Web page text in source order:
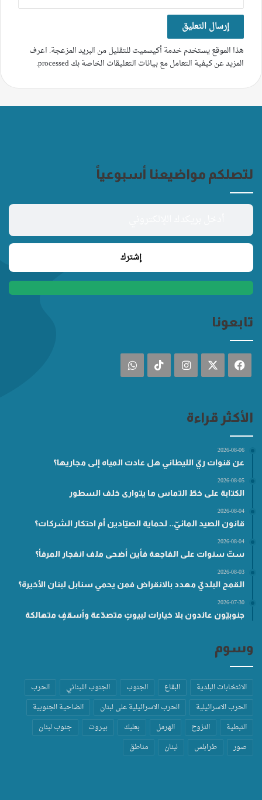
هذا الموقع يستخدم خدمة أكيسميت للتقليل من البريد المزعجة. اعرف
المزيد عن كيفية التعامل مع بيانات التعليقات الخاصة بك processed
.
لتصلكم مواضيعنا أسبوعياً
تابعونا
فيسبوك انستقرام ‫TikTokواتساب
الأكثر قراءة
2026-08-06
عن قنوات ريّ الليطاني هل عادت المياه إلى مجاريها؟
2026-08-05
الكتابة على خطّ التماس ما يتوارى خلف السطور
2026-08-04
قانون الصيد المائيّ.. لحماية الصيّادين أم احتكار الشركات؟
2026-08-04
ستّ سنوات على الفاجعة فأين أضحى ملف انفجار المرفأ؟
2026-08-03
القمح البلديّ مهدد بالانقراض فمن يحمي سنابل لبنان الأخيرة؟
2026-07-30
جنوبيّون عائدون بلا خيارات لبيوتٍ متصدّعة وأسقفٍ متهالكة
وسوم
الانتخابات البلدية البقاع الجنوب الجنوب اللبناني
الحرب
الحرب الاسرائيلية
الحرب الاسرائيلية على لبنان
الضاحية الجنوبية
النبطية
النزوح الهرمل بعلبك بيروت
جنوب لبنان
صور
طرابلس لبنان مناطق